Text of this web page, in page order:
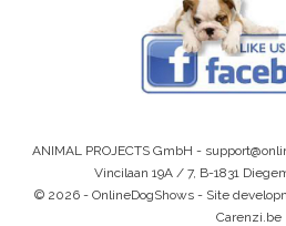
ANIMAL PROJECTS GmbH -
Vincilaan 19A / 7, B-1831
© 2026 - OnlineDogShows - Site
Carenzi.be